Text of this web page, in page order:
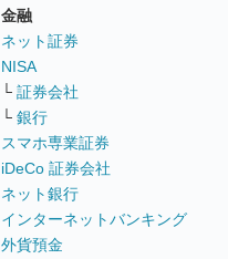
金融
ネット証券
NISA
└ 証券会社
└ 銀行
スマホ専業証券
iDeCo 証券会社
ネット銀行
インターネットバンキング
外貨預金